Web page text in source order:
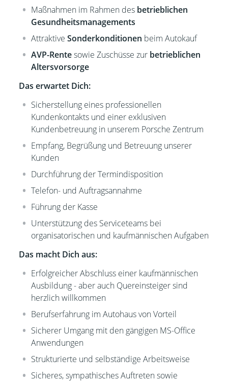
Maßnahmen im Rahmen des betrieblichen
Gesundheitsmanagements
AttraktiveSonderkonditionen beim Autokauf
AVP-Rentesowie Zuschüsse zur betrieblichen
Altersvorsorge
Das erwartet Dich:
Sicherstellung eines professionellen
Kundenkontakts und einer exklusiven
Kundenbetreuung in unserem Porsche Zentrum
Empfang, Begrüßung und Betreuung unserer
Kunden
Durchführung der Termindisposition
Telefon- und Auftragsannahme
Führung der Kasse
Unterstützung des Serviceteams bei
organisatorischen und kaufmännischen Aufgaben
Das macht Dich aus:
Erfolgreicher Abschluss einer kaufmännischen
Ausbildung - aber auch Quereinsteiger sind
herzlich willkommen
Berufserfahrung im Autohaus von Vorteil
Sicherer Umgang mit den gängigen MS-Office
Anwendungen
Strukturierte und selbständige Arbeitsweise
Sicheres, sympathisches Auftreten sowie